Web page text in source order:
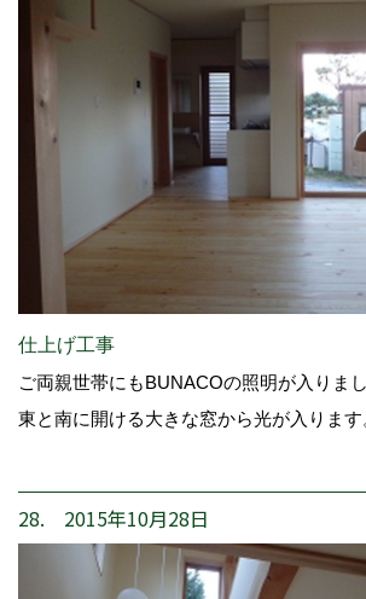
仕上げ工事
ご両親世帯にもBUNACOの照明が入りまし
東と南に開ける大きな窓から光が入ります
28. 2015年10月28日